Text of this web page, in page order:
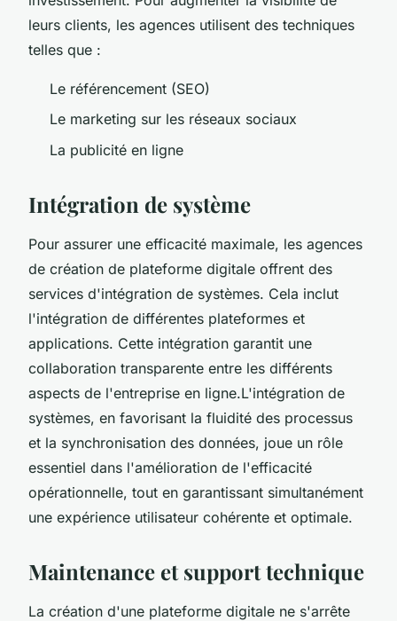
leurs clients, les agences utilisent des techniques
telles que :
Le référencement (SEO)
Le marketing sur les réseaux sociaux
La publicité en ligne
Intégration de système
Pour assurer une efficacité maximale, les agences
de création de plateforme digitale offrent des
services d'intégration de systèmes. Cela inclut
l'intégration de différentes plateformes et
applications. Cette intégration garantit une
collaboration transparente entre les différents
aspects de l'entreprise en ligne.L'intégration de
systèmes, en favorisant la fluidité des processus
et la synchronisation des données, joue un rôle
essentiel dans l'amélioration de l'efficacité
opérationnelle, tout en garantissant simultanément
une expérience utilisateur cohérente et optimale.
Maintenance et support technique
La création d'une plateforme digitale ne s'arrête